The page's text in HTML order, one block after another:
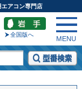
アコン専門店
全国版へ
MENU